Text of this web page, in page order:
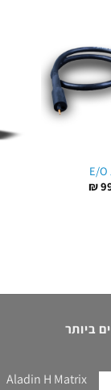
₪
ביותר
Aladin H Matrix